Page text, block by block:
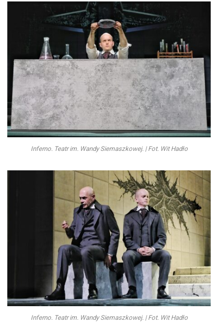
Inferno. Teatr im. Wandy Siemaszkowej. | Fot. Wit Hadło
Inferno. Teatr im. Wandy Siemaszkowej. | Fot. Wit Hadło